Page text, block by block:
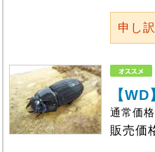
申し
【
通常価
販売価